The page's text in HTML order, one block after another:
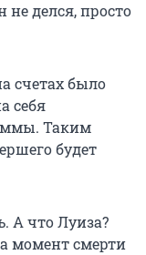
делся, просто
счетах было
себя
Таким
будет
А что Луиза?
момент смерти